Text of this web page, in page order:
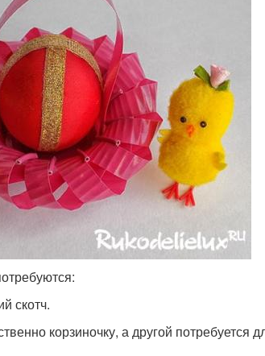
скотч.
корзиночку, а другой потребуется